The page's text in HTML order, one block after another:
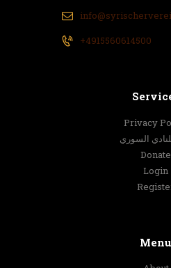
+4915560614500
Privacy
السوري
Donate
Login
Menu